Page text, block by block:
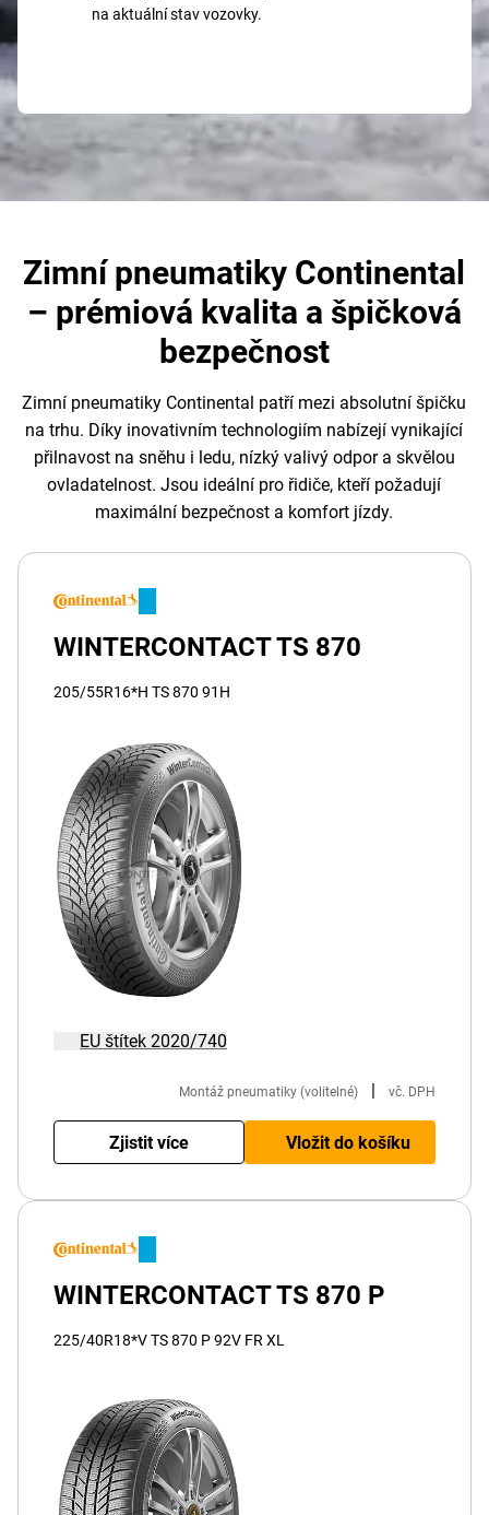
na aktuální stav vozovky.
Zimní pneumatiky Continental
– prémiová kvalita a špičková
bezpečnost
Zimní pneumatiky Continental patří mezi absolutní špičku
na trhu. Díky inovativním technologiím nabízejí vynikající
přilnavost na sněhu i ledu, nízký valivý odpor a skvělou
ovladatelnost. Jsou ideální pro řidiče, kteří požadují
maximální bezpečnost a komfort jízdy.
WINTERCONTACT TS 870
205/55R16*H TS 870 91H
EU štítek 2020/740
Montáž pneumatiky (volitelné) vč. DPH
Zjistit více Vložit do košíku
WINTERCONTACT TS 870 P
225/40R18*V TS 870 P 92V FR XL